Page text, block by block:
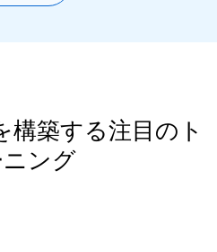
構築する注目のト
ニング